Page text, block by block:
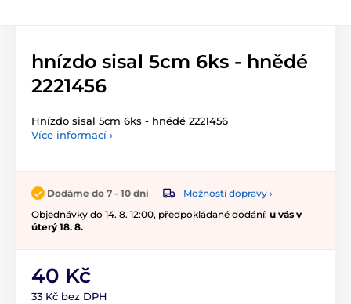
hnízdo sisal 5cm 6ks - hnědé
2221456
Hnízdo sisal 5cm 6ks - hnědé 2221456
Více informací ›
Dodáme do 7 - 10 dní
Možnosti dopravy ›
Objednávky do 14. 8. 12:00, předpokládané dodání: u vás v
úterý 18. 8.
40 Kč
33 Kč bez DPH